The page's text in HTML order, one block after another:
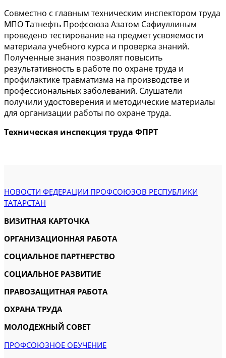
Совместно с главным техническим инспектором труда
МПО Татнефть Профсоюза Азатом Сафиуллиным
проведено тестирование на предмет усвояемости
материала учебного курса и проверка знаний.
Полученные знания позволят повысить
результативность в работе по охране труда и
профилактике травматизма на производстве и
профессиональных заболеваний. Слушатели
получили удостоверения и методические материалы
для организации работы по охране труда.
Техническая инспекция труда ФПРТ
НОВОСТИ ФЕДЕРАЦИИ ПРОФСОЮЗОВ РЕСПУБЛИКИ
ТАТАРСТАН
ВИЗИТНАЯ КАРТОЧКА
ОРГАНИЗАЦИОННАЯ РАБОТА
СОЦИАЛЬНОЕ ПАРТНЕРСТВО
СОЦИАЛЬНОЕ РАЗВИТИЕ
ПРАВОЗАЩИТНАЯ РАБОТА
ОХРАНА ТРУДА
МОЛОДЕЖНЫЙ СОВЕТ
ПРОФСОЮЗНОЕ ОБУЧЕНИЕ